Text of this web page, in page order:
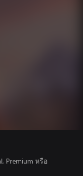
Premium หรือ